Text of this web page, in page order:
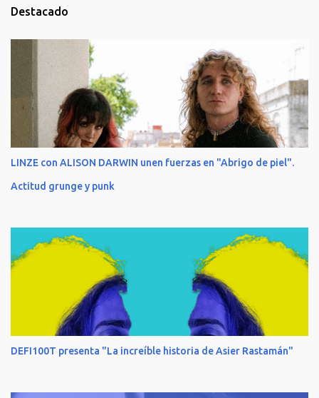
Destacado
LINZE con ALISON DARWIN unen fuerzas en "Abrigo de piel".
Actitud grunge y punk
DEFI100T presenta "La increíble historia de Asier Rastamán"